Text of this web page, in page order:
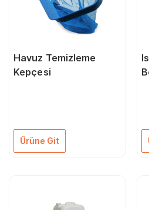
Havuz Temizleme
Kepçesi
Ürüne Git